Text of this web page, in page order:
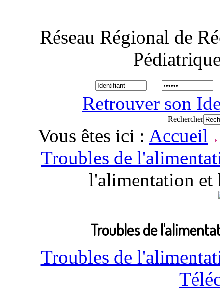
Réseau Régional de
Retrouver son
Rechercher
Vous êtes ici : Accueil
Troubles de
l'alimentation et
Troubles de
Troubles de